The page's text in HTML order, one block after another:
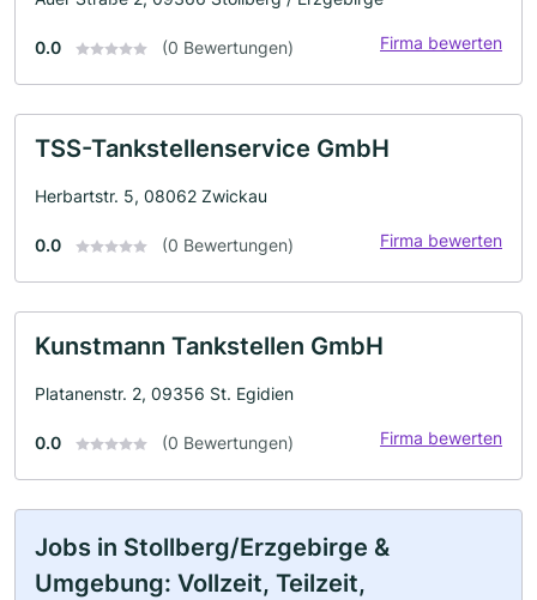
0.0 (0 Bewertungen) Firma bewerten
TSS-Tankstellenservice GmbH
Herbartstr. 5, 08062 Zwickau
0.0 (0 Bewertungen) Firma bewerten
Kunstmann Tankstellen GmbH
Platanenstr. 2, 09356 St. Egidien
0.0 (0 Bewertungen) Firma bewerten
Jobs in Stollberg/Erzgebirge &
Umgebung: Vollzeit, Teilzeit,